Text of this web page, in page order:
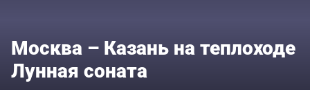
Москва – Казань на теплоходе
Лунная соната